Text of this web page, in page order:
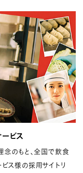
ビス
念のもと、全国で飲食
ス様の採用サイトリ